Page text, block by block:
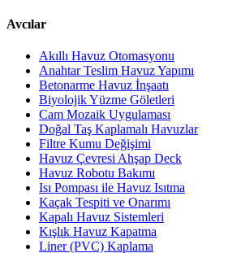
Avcılar
Akıllı Havuz Otomasyonu
Anahtar Teslim Havuz Yapımı
Betonarme Havuz İnşaatı
Biyolojik Yüzme Göletleri
Cam Mozaik Uygulaması
Doğal Taş Kaplamalı Havuzlar
Filtre Kumu Değişimi
Havuz Çevresi Ahşap Deck
Havuz Robotu Bakımı
Isı Pompası ile Havuz Isıtma
Kaçak Tespiti ve Onarımı
Kapalı Havuz Sistemleri
Kışlık Havuz Kapatma
Liner (PVC) Kaplama